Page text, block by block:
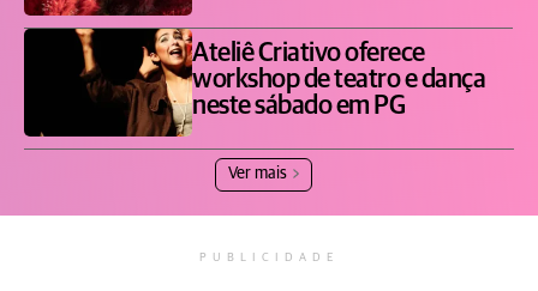
Ateliê Criativo oferece
workshop de teatro e dança
neste sábado em PG
Ver mais
PUBLICIDADE